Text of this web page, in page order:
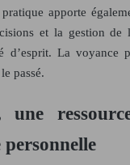
apporte
et la gestion de
d’esprit. La voyance
passé.
une
personnelle